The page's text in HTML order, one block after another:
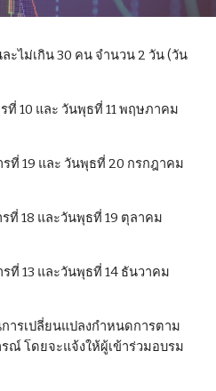
ะไม่เกิน 30 คน จำนวน 2 วัน (วัน
ที่ 10 และ วันพุธที่ 11 พฤษภาคม
ที่ 19 และ วันพุธที่ 20 กรกฎาคม
ที่ 18 และวันพุธที่ 19 ตุลาคม
ที่ 13 และวันพุธที่ 14 ธันวาคม
ารเปลี่ยนแปลงกำหนดการตาม
ณ์ โดยจะแจ้งให้ผู้เข้าร่วมอบรม